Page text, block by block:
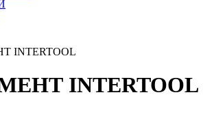
INTERTOOL
INTERTOOL